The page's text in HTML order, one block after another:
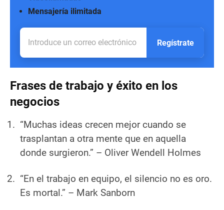
Mensajería ilimitada
Regístrate
Frases de trabajo y éxito en los
negocios
“Muchas ideas crecen mejor cuando se
trasplantan a otra mente que en aquella
donde surgieron.” – Oliver Wendell Holmes
“En el trabajo en equipo, el silencio no es oro.
Es mortal.” – Mark Sanborn